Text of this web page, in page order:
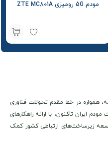
مودم 5G رومیزی ZTE MC801A
همواره در خط مقدم تحولات فناوری
ایران تاکنون، با ارائه راهکارهای
زیرساخت‌های ارتباطی کشور کمک